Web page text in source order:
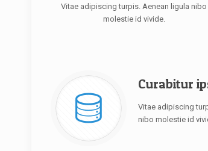
Vitae adipiscing turpis. Aenean ligula nibo
molestie id vivide.
Curabitur
Vitae adipiscing
nibo molestie id